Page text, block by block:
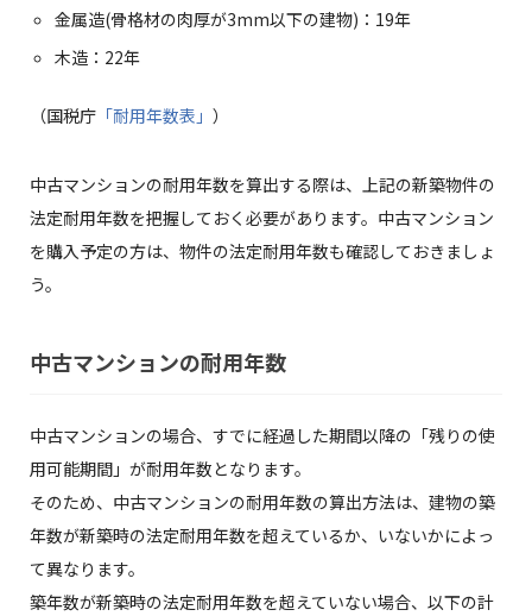
金属造(骨格材の肉厚が3mm以下の建物)：19年
木造：22年
（国税庁「耐用年数表」 ）
中古マンションの耐用年数を算出する際は、上記の新築物件の
法定耐用年数を把握しておく必要があります。中古マンション
を購入予定の方は、物件の法定耐用年数も確認しておきましょ
う。
中古マンションの耐用年数
中古マンションの場合、すでに経過した期間以降の「残りの使
用可能期間」が耐用年数となります。
そのため、中古マンションの耐用年数の算出方法は、建物の築
年数が新築時の法定耐用年数を超えているか、いないかによっ
て異なります。
築年数が新築時の法定耐用年数を超えていない場合、以下の計